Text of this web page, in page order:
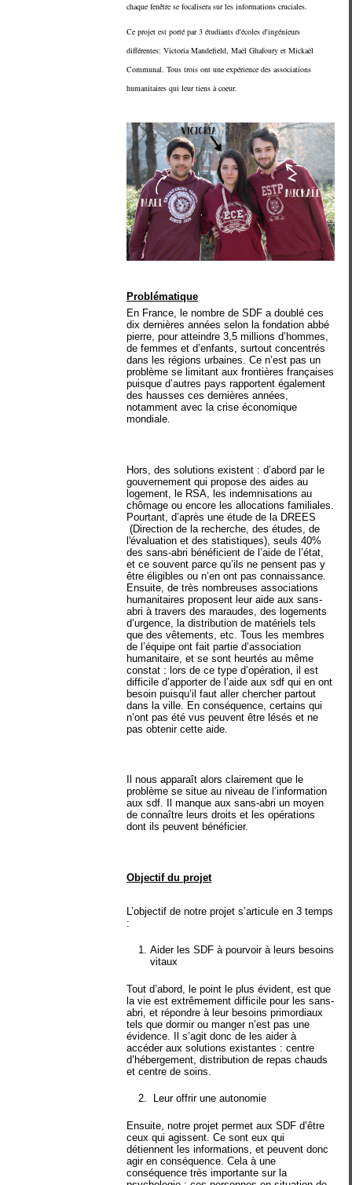
chaque fenêtre se focalisera sur les informations cruciales.
Ce projet est porté par 3 étudiants d'écoles d'ingénieurs
différentes: Victoria Mandefield, Maël Ghafoury et Mickaël
Communal. Tous trois ont une expérience des associations
humanitaires qui leur tiens à coeur.
Problématique
En France, le nombre de SDF a doublé ces
dix dernières années selon la fondation abbé
pierre, pour atteindre 3,5 millions d’hommes,
de femmes et d’enfants, surtout concentrés
dans les régions urbaines. Ce n’est pas un
problème se limitant aux frontières françaises
puisque d’autres pays rapportent également
des hausses ces dernières années,
notamment avec la crise économique
mondiale.
Hors, des solutions existent : d’abord par le
gouvernement qui propose des aides au
logement, le RSA, les indemnisations au
chômage ou encore les allocations familiales.
Pourtant, d’après une étude de la DREES
(Direction de la recherche, des études, de
l'évaluation et des statistiques), seuls 40%
des sans-abri bénéficient de l’aide de l’état,
et ce souvent parce qu’ils ne pensent pas y
être éligibles ou n’en ont pas connaissance.
Ensuite, de très nombreuses associations
humanitaires proposent leur aide aux sans-
abri à travers des maraudes, des logements
d’urgence, la distribution de matériels tels
que des vêtements, etc. Tous les membres
de l’équipe ont fait partie d’association
humanitaire, et se sont heurtés au même
constat : lors de ce type d’opération, il est
difficile d’apporter de l’aide aux sdf qui en ont
besoin puisqu’il faut aller chercher partout
dans la ville. En conséquence, certains qui
n’ont pas été vus peuvent être lésés et ne
pas obtenir cette aide.
Il nous apparaît alors clairement que le
problème se situe au niveau de l’information
aux sdf. Il manque aux sans-abri un moyen
de connaître leurs droits et les opérations
dont ils peuvent bénéficier.
Objectif du projet
L’objectif de notre projet s’articule en 3 temps
:
Aider les SDF à pourvoir à leurs besoins
vitaux
Tout d’abord, le point le plus évident, est que
la vie est extrêmement difficile pour les sans-
abri, et répondre à leur besoins primordiaux
tels que dormir ou manger n’est pas une
évidence. Il s’agit donc de les aider à
accéder aux solutions existantes : centre
d’hébergement, distribution de repas chauds
et centre de soins.
Leur offrir une autonomie
Ensuite, notre projet permet aux SDF d’être
ceux qui agissent. Ce sont eux qui
détiennent les informations, et peuvent donc
agir en conséquence. Cela à une
conséquence très importante sur la